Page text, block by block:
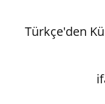
Türkçe'den